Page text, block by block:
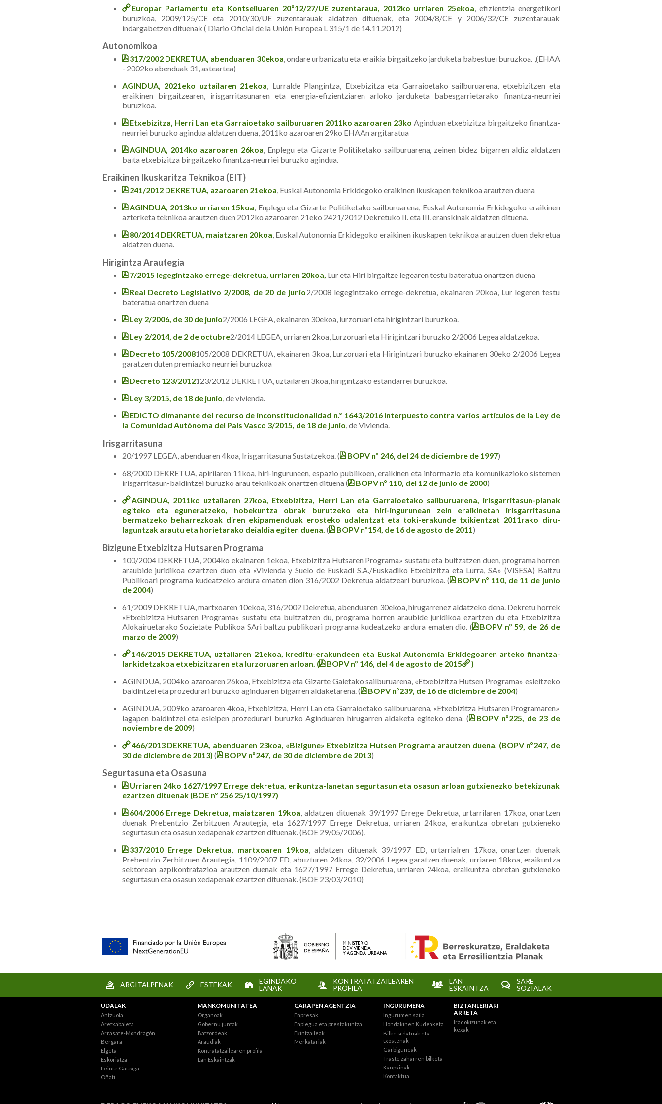
Europar Parlamentu eta Kontseiluaren 20º12/27/UE zuzentaraua, 2012ko urriaren 25ekoa, efizientzia energetikori
buruzkoa, 2009/125/CE eta 2010/30/UE zuzentarauak aldatzen dituenak, eta 2004/8/CE y 2006/32/CE zuzentarauak
indargabetzen dituenak ( Diario Oficial de la Unión Europea L 315/1 de 14.11.2012)
Autonomikoa
317/2002 DEKRETUA, abenduaren 30ekoa, ondare urbanizatu eta eraikia birgaitzeko jarduketa babestuei buruzkoa. ,(EHAA
- 2002ko abenduak 31, asteartea)
AGINDUA, 2021eko uztailaren 21ekoa, Lurralde Plangintza, Etxebizitza eta Garraioetako sailburuarena, etxebizitzen eta
eraikinen birgaitzearen, irisgarritasunaren eta energia-efizientziaren arloko jarduketa babesgarrietarako finantza-neurriei
buruzkoa.
Etxebizitza, Herri Lan eta Garraioetako sailburuaren 2011ko azaroaren 23ko Aginduan etxebizitza birgaitzeko finantza-
neurriei buruzko agindua aldatzen duena, 2011ko azaroaren 29ko EHAAn argitaratua
AGINDUA, 2014ko azaroaren 26koa, Enplegu eta Gizarte Politiketako sailburuarena, zeinen bidez bigarren aldiz aldatzen
baita etxebizitza birgaitzeko finantza-neurriei buruzko agindua.
Eraikinen Ikuskaritza Teknikoa (EIT)
241/2012 DEKRETUA, azaroaren 21ekoa, Euskal Autonomia Erkidegoko eraikinen ikuskapen teknikoa arautzen duena
AGINDUA, 2013ko urriaren 15koa, Enplegu eta Gizarte Politiketako sailburuarena, Euskal Autonomia Erkidegoko eraikinen
azterketa teknikoa arautzen duen 2012ko azaroaren 21eko 2421/2012 Dekretuko II. eta III. eranskinak aldatzen dituena.
80/2014 DEKRETUA, maiatzaren 20koa, Euskal Autonomia Erkidegoko eraikinen ikuskapen teknikoa arautzen duen dekretua
aldatzen duena.
Hirigintza Arautegia
7/2015 legegintzako errege-dekretua, urriaren 20koa, Lur eta Hiri birgaitze legearen testu bateratua onartzen duena
Real Decreto Legislativo 2/2008, de 20 de junio2/2008 legegintzako errege-dekretua, ekainaren 20koa, Lur legeren testu
bateratua onartzen duena
Ley 2/2006, de 30 de junio2/2006 LEGEA, ekainaren 30ekoa, lurzoruari eta hirigintzari buruzkoa.
Ley 2/2014, de 2 de octubre2/2014 LEGEA, urriaren 2koa, Lurzoruari eta Hirigintzari buruzko 2/2006 Legea aldatzekoa.
Decreto 105/2008105/2008 DEKRETUA, ekainaren 3koa, Lurzoruari eta Hirigintzari buruzko ekainaren 30eko 2/2006 Legea
garatzen duten premiazko neurriei buruzkoa
Decreto 123/2012123/2012 DEKRETUA, uztailaren 3koa, hirigintzako estandarrei buruzkoa.
Ley 3/2015, de 18 de junio, de vivienda.
EDICTO dimanante del recurso de inconstitucionalidad n.º 1643/2016 interpuesto contra varios artículos de la Ley de
la Comunidad Autónoma del País Vasco 3/2015, de 18 de junio, de Vivienda.
Irisgarritasuna
20/1997 LEGEA, abenduaren 4koa, Irisgarritasuna Sustatzekoa. ( BOPV nº 246, del 24 de diciembre de 1997)
68/2000 DEKRETUA, apirilaren 11koa, hiri-inguruneen, espazio publikoen, eraikinen eta informazio eta komunikazioko sistemen
irisgarritasun-baldintzei buruzko arau teknikoak onartzen dituena (
BOPV nº 110, del 12 de junio de 2000)
AGINDUA, 2011ko uztailaren 27koa, Etxebizitza, Herri Lan eta Garraioetako sailburuarena, irisgarritasun-planak
egiteko eta eguneratzeko, hobekuntza obrak burutzeko eta hiri-ingurunean zein eraikinetan irisgarritasuna
bermatzeko beharrezkoak diren ekipamenduak erosteko udalentzat eta toki-erakunde txikientzat 2011rako diru-
laguntzak arautu eta horietarako deialdia egiten duena. ( BOPV nº154, de 16 de agosto de 2011)
Bizigune Etxebizitza Hutsaren Programa
100/2004 DEKRETUA, 2004ko ekainaren 1ekoa, Etxebizitza Hutsaren Programa» sustatu eta bultzatzen duen, programa horren
araubide juridikoa ezartzen duen eta «Vivienda y Suelo de Euskadi S.A./Euskadiko Etxebizitza eta Lurra, SA» (VISESA) Baltzu
Publikoari programa kudeatzeko ardura ematen dion 316/2002 Dekretua aldatzeari buruzkoa. (
BOPV nº 110, de 11 de junio
de 2004)
61/2009 DEKRETUA, martxoaren 10ekoa, 316/2002 Dekretua, abenduaren 30ekoa, hirugarrenez aldatzeko dena. Dekretu horrek
«Etxebizitza Hutsaren Programa» sustatu eta bultzatzen du, programa horren araubide juridikoa ezartzen du eta Etxebizitza
Alokairuetarako Sozietate Publikoa SAri baltzu publikoari programa kudeatzeko ardura ematen dio. (
BOPV nº 59, de 26 de
marzo de 2009)
146/2015 DEKRETUA, uztailaren 21ekoa, kreditu-erakundeen eta Euskal Autonomia Erkidegoaren arteko finantza-
lankidetzakoa etxebizitzaren eta lurzoruaren arloan. (
BOPV nº 146, del 4 de agosto de 2015
)
AGINDUA, 2004ko azaroaren 26koa, Etxebizitza eta Gizarte Gaietako sailburuarena, «Etxebizitza Hutsen Programa» esleitzeko
baldintzei eta prozedurari buruzko aginduaren bigarren aldaketarena. (
BOPV nº239, de 16 de diciembre de 2004)
AGINDUA, 2009ko azaroaren 4koa, Etxebizitza, Herri Lan eta Garraioetako sailburuarena, «Etxe­bizitza Hutsaren Programaren»
lagapen baldintzei eta esleipen prozedurari buruzko Aginduaren hiru­garren aldaketa egiteko dena. (
BOPV nº225, de 23 de
noviembre de 2009)
466/2013 DEKRETUA, abenduaren 23koa, «Bizigune» Etxebizitza Hutsen Programa arautzen duena. (BOPV nº247, de
30 de diciembre de 2013) ( BOPV nº247, de 30 de diciembre de 2013)
Segurtasuna eta Osasuna
Urriaren 24ko 1627/1997 Errege dekretua, erikuntza-lanetan segurtasun eta osasun arloan gutxienezko betekizunak
ezartzen dituenak (BOE nº 256 25/10/1997)
604/2006 Errege Dekretua, maiatzaren 19koa, aldatzen dituenak 39/1997 Errege Dekretua, urtarrilaren 17koa, onartzen
duenak Prebentzio Zerbitzuen Arautegia, eta 1627/1997 Errege Dekretua, urriaren 24koa, eraikuntza obretan gutxieneko
segurtasun eta osasun xedapenak ezartzen dituenak. (BOE 29/05/2006).
337/2010 Errege Dekretua, martxoaren 19koa, aldatzen dituenak 39/1997 ED, urtarrialren 17koa, onartzen duenak
Prebentzio Zerbitzuen Arautegia, 1109/2007 ED, abuzturen 24koa, 32/2006 Legea garatzen duenak, urriaren 18koa, eraikuntza
sektorean azpikontratazioa arautzen duenak eta 1627/1997 Errege Dekretua, urriaren 24koa, eraikuntza obretan gutxieneko
segurtasun eta osasun xedapenak ezartzen dituenak. (BOE 23/03/2010)
ARGITALPENAK ESTEKAK
EGINDAKO
LANAK
KONTRATATZAILEAREN
PROFILA
LAN
ESKAINTZA
SARE
SOZIALAK
UDALAK
Antzuola
Aretxabaleta
Arrasate-Mondragón
Bergara
Elgeta
Eskoriatza
Leintz-Gatzaga
Oñati
MANKOMUNITATEA
Organoak
Gobernu juntak
Batzordeak
Araudiak
Kontratatzailearen profila
Lan Eskaintzak
GARAPEN AGENTZIA
Enpresak
Enplegua eta prestakuntza
Ekintzaileak
Merkatariak
INGURUMENA
Ingurumen saila
Hondakinen Kudeaketa
Bilketa datuak eta
txostenak
Garbiguneak
Traste zaharren bilketa
Kanpainak
Kontaktua
BIZTANLERIARI
ARRETA
Iradokizunak eta
kexak